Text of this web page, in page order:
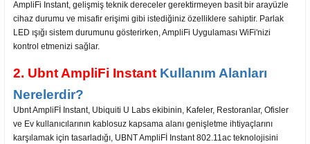
AmpliFi Instant, gelişmiş teknik dereceler gerektirmeyen basit bir arayüzle
cihaz durumu ve misafir erişimi gibi istediğiniz özelliklere sahiptir. Parlak
LED ışığı sistem durumunu gösterirken, AmpliFi Uygulaması WiFi'nizi
kontrol etmenizi sağlar.
2. Ubnt AmpliFi Instant Kullanım Alanları
Nerelerdir?
Ubnt AmpliFİ Instant, Ubiquiti U Labs ekibinin, Kafeler, Restoranlar, Ofisler
ve Ev kullanıcılarının kablosuz kapsama alanı genişletme ihtiyaçlarını
karşılamak için tasarladığı, UBNT AmpliFİ Instant 802.11ac teknolojisini